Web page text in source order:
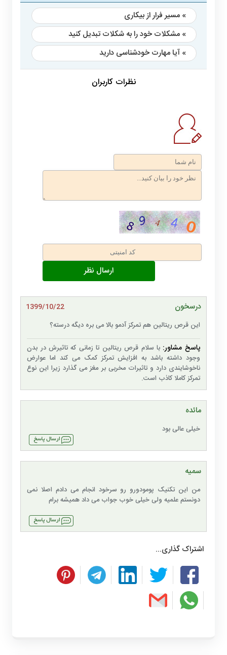
» مسیر فرار از بیکاری
» مشکلات خود را به شکلات تبدیل کنید
» آیا مهارت خودشناسی دارید
نظرات کاربران
درسخون
1399/10/22
این قرص ریتالین هم تمرکز آدمو بالا می بره دیگه درسته؟
پاسخ مشاور: با سلام قرص ریتالین تا زمانی که تاثیرش در بدن
وجود داشته باشد به افزایش تمرکز کمک می کند اما عوارض
ناخوشایندی دارد و تاثیرات مخربی بر مغز می گذارد زیرا این نوع
تمرکز کاملا کاذب است.
مائده
خیلی عالی بود
سمیه
من این تکنیک پومودورو رو سرخود انجام می دادم اصلا نمی
دونستم علمیه ولی خیلی خوب جواب می داد همیشه برام
اشتراک گذاری...